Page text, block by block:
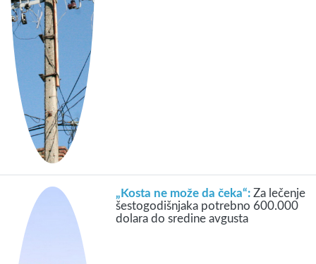
„Kosta ne može da čeka“:Za lečenje
šestogodišnjaka potrebno 600.000
dolara do sredine avgusta